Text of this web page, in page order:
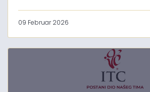
09 Februar 2026